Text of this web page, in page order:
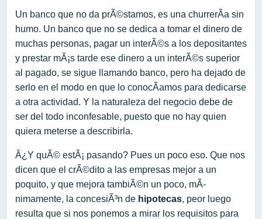
Un banco que no da prÃ©stamos, es una churrerÃ­a sin
humo. Un banco que no se dedica a tomar el dinero de
muchas personas, pagar un interÃ©s a los depositantes
y prestar mÃ¡s tarde ese dinero a un interÃ©s superior
al pagado, se sigue llamando banco, pero ha dejado de
serlo en el modo en que lo conocÃ­amos para dedicarse
a otra actividad. Y la naturaleza del negocio debe de
ser del todo inconfesable, puesto que no hay quien
quiera meterse a describirla.
Â¿Y quÃ© estÃ¡ pasando? Pues un poco eso. Que nos
dicen que el crÃ©dito a las empresas mejor a un
poquito, y que mejora tambiÃ©n un poco, mÃ­
nimamente, la concesiÃ³n de hipotecas, peor luego
resulta que si nos ponemos a mirar los requisitos para